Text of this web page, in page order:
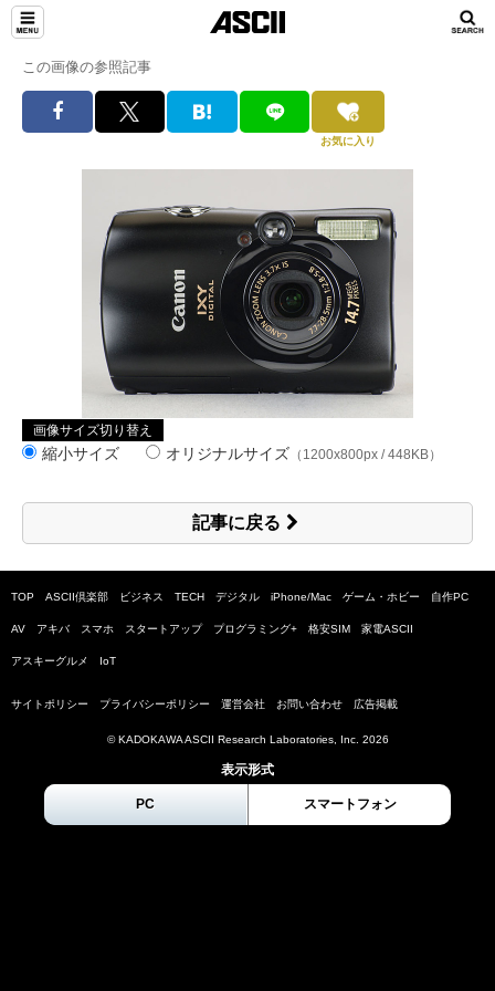
この画像の参照記事
お気に入り
画像サイズ切り替え
縮小サイズ オリジナルサイズ （1200x800px / 448KB）
記事に戻る
TOP ASCII倶楽部 ビジネス TECH デジタル iPhone/Mac ゲーム・ホビー 自作PC
AV アキバ スマホ スタートアップ プログラミング+ 格安SIM 家電ASCII
アスキーグルメ IoT
サイトポリシー プライバシーポリシー 運営会社 お問い合わせ 広告掲載
© KADOKAWA ASCII Research Laboratories, Inc. 2026
表示形式
PC スマートフォン